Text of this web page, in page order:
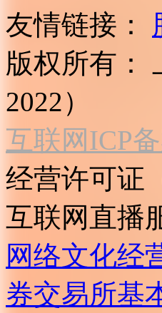
友情链接：
版权所有：
2022）
互联网ICP
经营许可证
互联网直播
网络文化经
券交易所基